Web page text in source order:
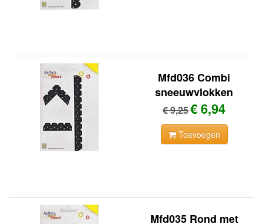
Mfd036 Combi
sneeuwvlokken
€ 9,25€ 6,94
Toevoegen
Mfd035 Rond met